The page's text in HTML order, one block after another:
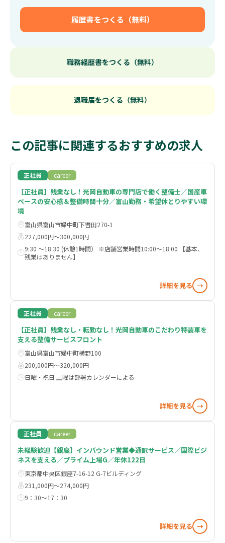
履歴書をつくる（無料）
職務経歴書をつくる（無料）
退職届をつくる（無料）
この記事に関連するおすすめの求人
正社員 career
【正社員】残業なし！光岡自動車の専門店で働く整備士／国産車
ベースの安心感＆整備時間十分／富山勤務・希望休とりやすい環
境
富山県富山市婦中町下轡田270-1
227,000円〜300,000円
9:30 ～18:30 (休憩1時間） ※店舗営業時間10:00～18:00 【基本、
残業はありません】
詳細を見る →
正社員 career
【正社員】残業なし・転勤なし！光岡自動車のこだわり特装車を
支える整備サービスフロント
富山県富山市婦中町横野100
200,000円〜320,000円
日曜・祝日 土曜は部署カレンダーによる
詳細を見る →
正社員 career
未経験歓迎【銀座】インバウンド営業◆通訳サービス／国際ビジ
ネスを支える／プライム上場G／年休122日
東京都中央区銀座7-16-12 G-7ビルディング
231,000円〜274,000円
9：30～17：30
詳細を見る →